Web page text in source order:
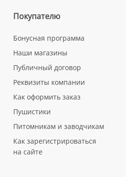
Покупателю
Бонусная программа
Наши магазины
Публичный договор
Реквизиты компании
Как оформить заказ
Пушистики
Питомникам и заводчикам
Как зарегистрироваться
на сайте